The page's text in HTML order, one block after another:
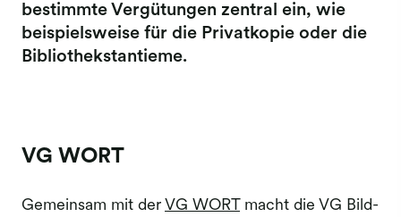
Dokumentencenter
Text & Data Mining
bestimmte Vergütungen zentral ein, wie
beispielsweise für die Privatkopie oder die
Bibliothekstantieme.
VG WORT
Gemeinsam mit der VG WORTmacht die VG Bild-